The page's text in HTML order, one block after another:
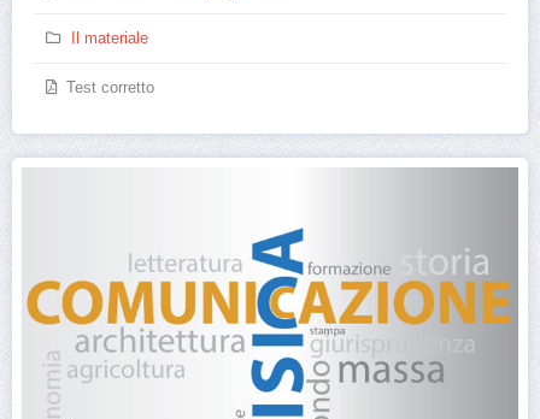
Il materiale
Test corretto